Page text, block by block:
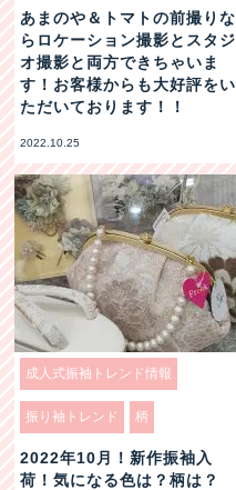
あまのや＆トマトの前撮りな
らロケーション撮影とスタジ
オ撮影と両方できちゃいま
す！お客様からも大好評をい
ただいております！！
2022.10.25
成人式振袖トレンド情報
振り袖トレンド 柄
2022年10月！新作振袖入
荷！気になる色は？柄は？